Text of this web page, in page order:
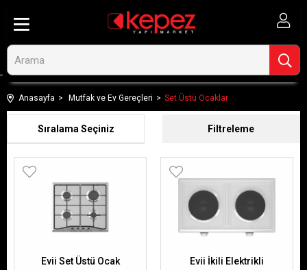
Anasayfa Mutfak ve Ev Gereçleri Set Üstü Ocaklar
Filtreleme
Sıralama
Evii Set Üstü Ocak
Evii İkili Elektrikli